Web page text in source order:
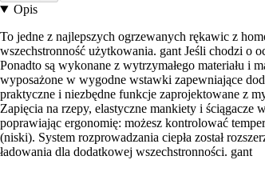
Opis
To jedne z najlepszych ogrzewanych rękawic z
wszechstronność użytkowania. gant Jeśli chodzi o
Ponadto są wykonane z wytrzymałego materiału i
wyposażone w wygodne wstawki zapewniające
praktyczne i niezbędne funkcje zaprojektowane z
Zapięcia na rzepy, elastyczne mankiety i ściągacze
poprawiając ergonomię: możesz kontrolować
(niski). System rozprowadzania ciepła został
ładowania dla dodatkowej wszechstronności. gant